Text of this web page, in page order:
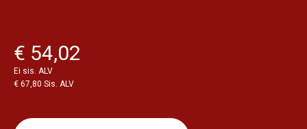
€ 54,02
Ei sis. ALV
€ 67,80 Sis. ALV